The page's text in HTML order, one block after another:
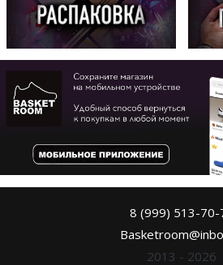
8 (999) 513-70-
2013 - 2026